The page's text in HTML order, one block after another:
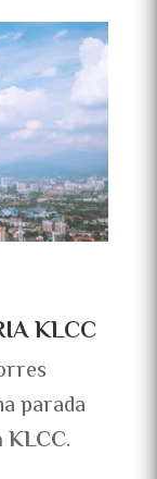
KLCC
parada
.